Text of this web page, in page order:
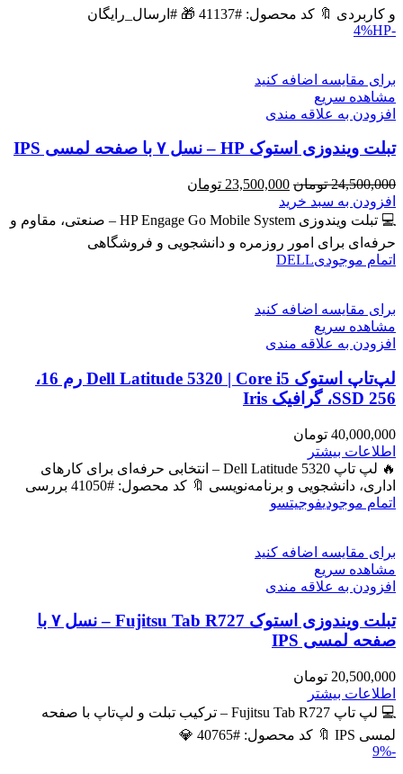
است.
و کاربردی 🔖 کد محصول: #41137 🎁 #ارسال_رایگان
-4%
HP
برای مقایسه اضافه کنید
مشاهده سریع
افزودن به علاقه مندی
تبلت ویندوزی استوک HP – نسل ۷ با صفحه لمسی IPS
24,500,000 تومان قیمت
اصلی
24,500,000 تومان
23,500,000 تومان
23,500,000 تومان
افزودن به سبد خرید
💻 تبلت ویندوزی HP Engage Go Mobile System – صنعتی، مقاوم و
حرفه‌ای برای امور روزمره و دانشجویی و فروشگاهی
اتمام موجودیDELL
برای مقایسه اضافه کنید
مشاهده سریع
افزودن به علاقه مندی
لپ‌تاپ استوک Dell Latitude 5320 | Core i5 رم 16،
SSD 256، گرافیک Iris
40,000,000 تومان
اطلاعات بیشتر
🔥 لپ تاپ Dell Latitude 5320 – انتخابی حرفه‌ای برای کارهای
اداری، دانشجویی و برنامه‌نویسی 🔖 کد محصول: #41050 بررسی
اتمام موجودیفوجیتسو
برای مقایسه اضافه کنید
مشاهده سریع
افزودن به علاقه مندی
تبلت ویندوزی استوک Fujitsu Tab R727 – نسل ۷ با
صفحه لمسی IPS
20,500,000 تومان
اطلاعات بیشتر
💻 لپ تاپ Fujitsu Tab R727 – ترکیب تبلت و لپ‌تاپ با صفحه
لمسی IPS 🔖 کد محصول: #40765 💎
-9%